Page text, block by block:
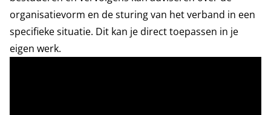
organisatievorm en de sturing van het verband in een
specifieke situatie. Dit kan je direct toepassen in je
eigen werk.